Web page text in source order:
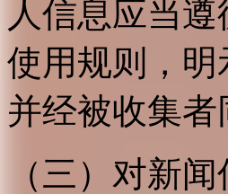
人信息应当
使用规则，
并经被收集者
（三）对新